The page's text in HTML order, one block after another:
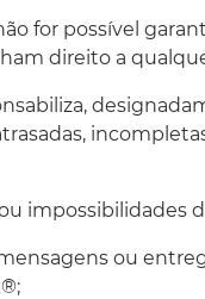
for possível
direito a
impossibilidades
ou